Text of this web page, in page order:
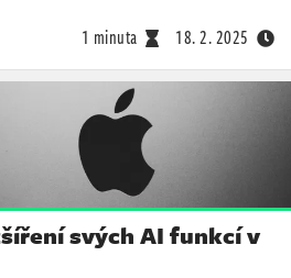
1 minuta 18. 2. 2025
svých AI funkcí v